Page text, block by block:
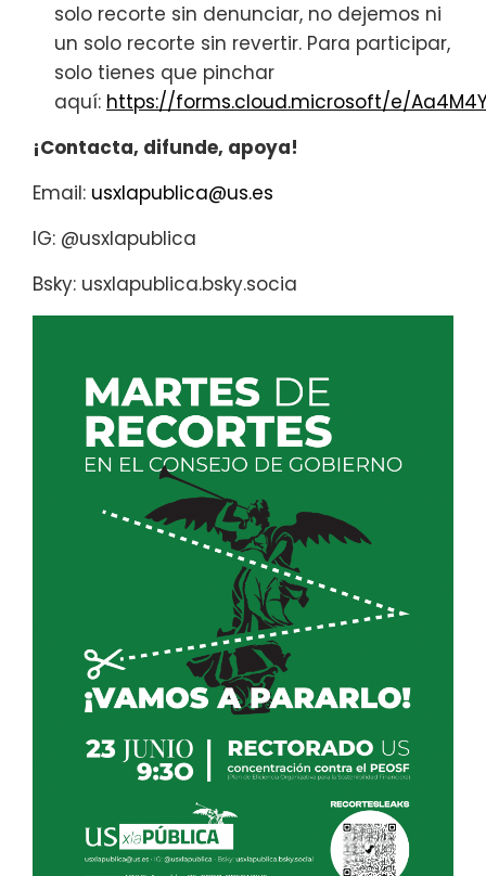
solo recorte sin denunciar, no dejemos ni
un solo recorte sin revertir. Para participar,
solo tienes que pinchar
aquí: https://forms.cloud.microsoft/e/
¡Contacta, difunde, apoya!
Email: usxlapublica@us.es
IG: @usxlapublica
Bsky: usxlapublica.bsky.socia